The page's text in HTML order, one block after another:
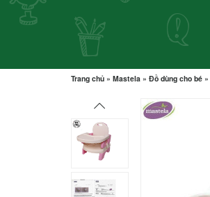
Trang chủ » Mastela » Đồ dùng cho bé »